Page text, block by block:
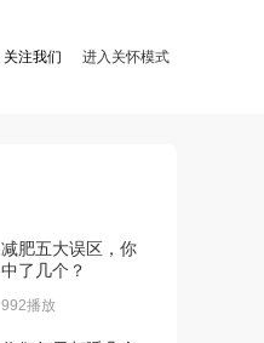
关注我们 进入关怀模式
减肥五大误区，你
中了几个？
992播放